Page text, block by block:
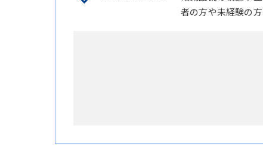
者の方や未経験の